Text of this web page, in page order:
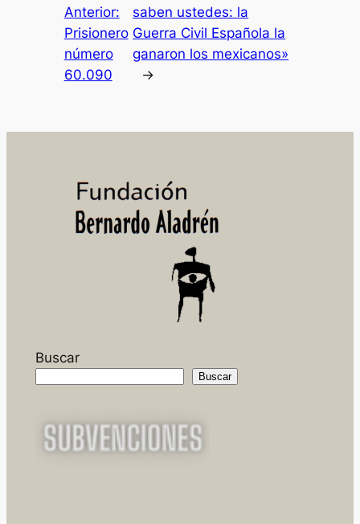
Anterior:
Prisionero
número
60.090
saben ustedes: la
Guerra Civil Española la
ganaron los mexicanos»
→
Buscar
Buscar